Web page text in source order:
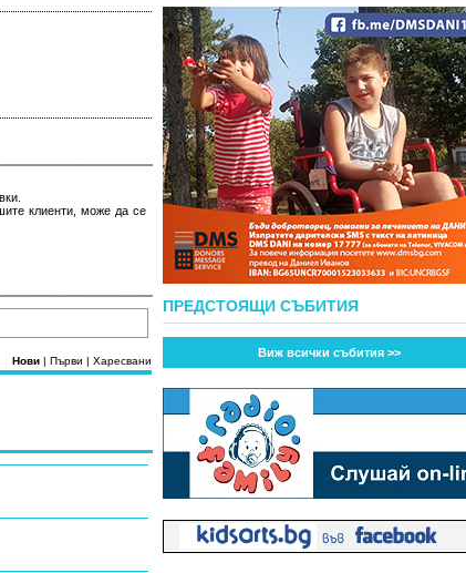
клиенти, може да се
Нови | Първи | Харесвани
ПРЕДСТОЯЩИ СЪБИТИЯ
Виж всички събития >>